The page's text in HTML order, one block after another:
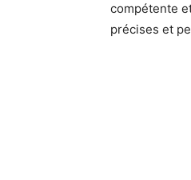
compétente
précises et